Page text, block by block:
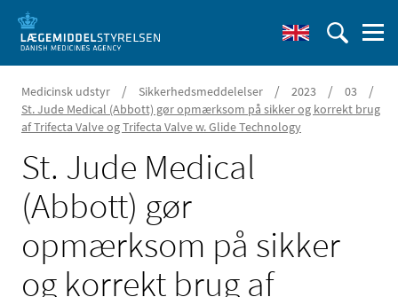
Medicinsk udstyr / Sikkerhedsmeddelelser / 2023 / 03 /
St. Jude Medical (Abbott) gør opmærksom på sikker og korrekt brug
af Trifecta Valve og Trifecta Valve w. Glide Technology
St. Jude Medical
(Abbott) gør
opmærksom på sikker
og korrekt brug af